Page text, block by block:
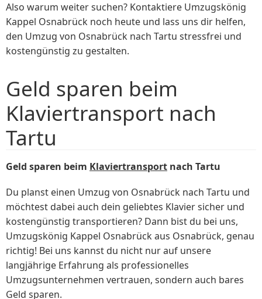
Also warum weiter suchen? Kontaktiere Umzugskönig
Kappel Osnabrück noch heute und lass uns dir helfen,
den Umzug von Osnabrück nach Tartu stressfrei und
kostengünstig zu gestalten.
Geld sparen beim
Klaviertransport nach
Tartu
Geld sparen beim Klaviertransport nach Tartu
Du planst einen Umzug von Osnabrück nach Tartu und
möchtest dabei auch dein geliebtes Klavier sicher und
kostengünstig transportieren? Dann bist du bei uns,
Umzugskönig Kappel Osnabrück aus Osnabrück, genau
richtig! Bei uns kannst du nicht nur auf unsere
langjährige Erfahrung als professionelles
Umzugsunternehmen vertrauen, sondern auch bares
Geld sparen.